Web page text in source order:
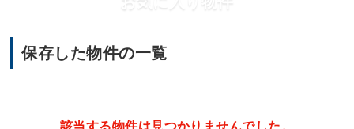
保存した物件の一覧
該当する物件は見つかりませんでした。